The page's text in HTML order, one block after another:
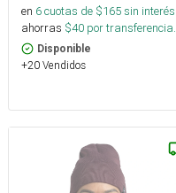
en 6cuotas de $165sin interés
ahorras $40 por transferencia.
Disponible
+20 Vendidos